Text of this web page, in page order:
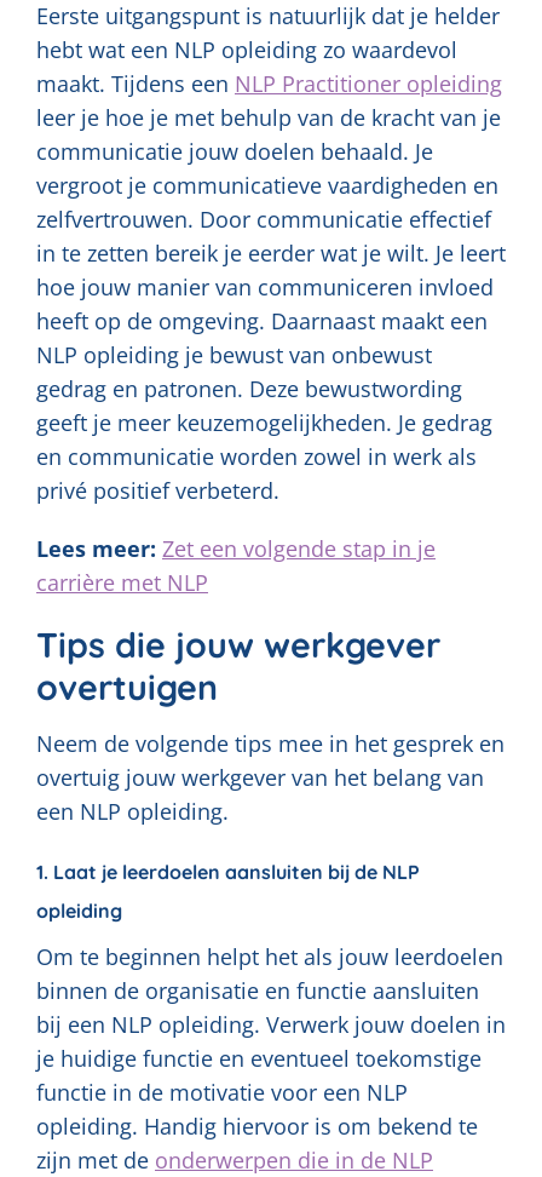
Eerste uitgangspunt is natuurlijk dat je helder
hebt wat een NLP opleiding zo waardevol
maakt. Tijdens een NLP Practitioner opleiding
leer je hoe je met behulp van de kracht van je
communicatie jouw doelen behaald. Je
vergroot je communicatieve vaardigheden en
zelfvertrouwen. Door communicatie effectief
in te zetten bereik je eerder wat je wilt. Je leert
hoe jouw manier van communiceren invloed
heeft op de omgeving. Daarnaast maakt een
NLP opleiding je bewust van onbewust
gedrag en patronen. Deze bewustwording
geeft je meer keuzemogelijkheden. Je gedrag
en communicatie worden zowel in werk als
privé positief verbeterd.
Lees meer: Zet een volgende stap in je
carrière met NLP
Tips die jouw werkgever
overtuigen
Neem de volgende tips mee in het gesprek en
overtuig jouw werkgever van het belang van
een NLP opleiding.
1. Laat je leerdoelen aansluiten bij de NLP
opleiding
Om te beginnen helpt het als jouw leerdoelen
binnen de organisatie en functie aansluiten
bij een NLP opleiding. Verwerk jouw doelen in
je huidige functie en eventueel toekomstige
functie in de motivatie voor een NLP
opleiding. Handig hiervoor is om bekend te
zijn met de onderwerpen die in de NLP